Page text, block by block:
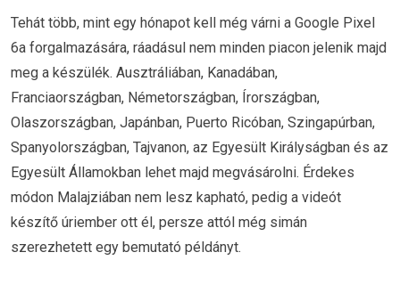
Tehát több, mint egy hónapot kell még várni a Google Pixel
6a forgalmazására, ráadásul nem minden piacon jelenik majd
meg a készülék. Ausztráliában, Kanadában,
Franciaországban, Németországban, Írországban,
Olaszországban, Japánban, Puerto Ricóban, Szingapúrban,
Spanyolországban, Tajvanon, az Egyesült Királyságban és az
Egyesült Államokban lehet majd megvásárolni. Érdekes
módon Malajziában nem lesz kapható, pedig a videót
készítő úriember ott él, persze attól még simán
szerezhetett egy bemutató példányt.